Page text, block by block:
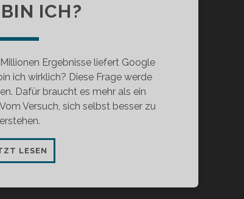
ICH?
Ergebnisse liefert Google
ich wirklich? Diese Frage werde
Dafür braucht es mehr als ein
Versuch, sich selbst besser zu
LESEN
BIN